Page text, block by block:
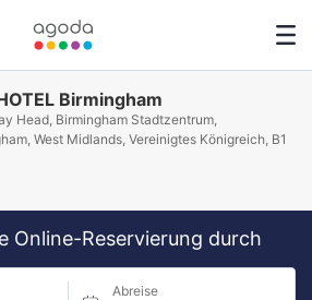
Birmingham
Head, Birmingham Stadtzentrum,
West Midlands, Vereinigtes Königreich, B1
Online-Reservierung durch
Abreise